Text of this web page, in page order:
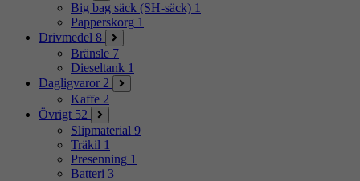
Big bag säck (SH-säck) 1
Papperskorg 1
Drivmedel 8
Bränsle 7
Dieseltank 1
Dagligvaror 2
Kaffe 2
Övrigt 52
Slipmaterial 9
Träkil 1
Presenning 1
Batteri 3